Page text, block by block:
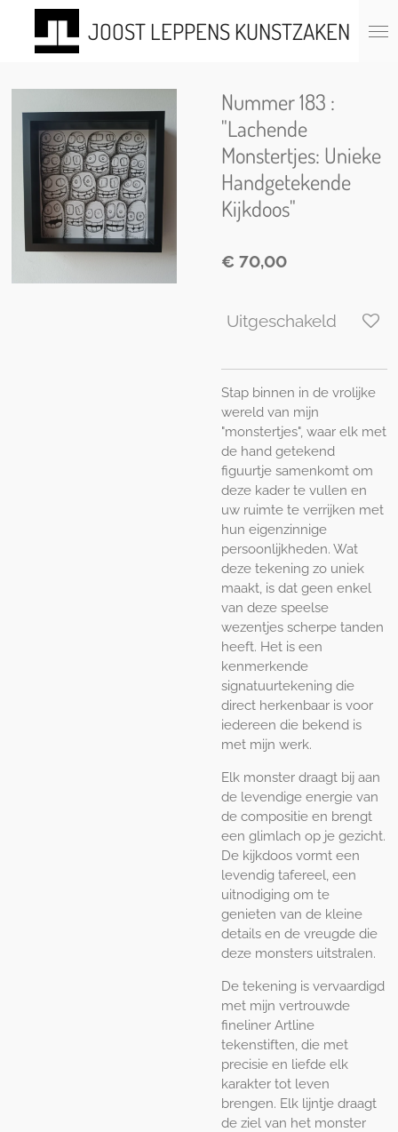
direct
naar
JOOST LEPPENS KUNSTZAKEN
Nummer 183 :
"Lachende
Monstertjes: Unieke
Handgetekende
Kijkdoos"
€ 70,00
Uitgeschakeld
Stap binnen in de vrolijke
wereld van mijn
"monstertjes", waar elk met
de hand getekend
figuurtje samenkomt om
deze kader te vullen en
uw ruimte te verrijken met
hun eigenzinnige
persoonlijkheden. Wat
deze tekening zo uniek
maakt, is dat geen enkel
van deze speelse
wezentjes scherpe tanden
heeft. Het is een
kenmerkende
signatuurtekening die
direct herkenbaar is voor
iedereen die bekend is
met mijn werk.
Elk monster draagt bij aan
de levendige energie van
de compositie en brengt
een glimlach op je gezicht.
De kijkdoos vormt een
levendig tafereel, een
uitnodiging om te
genieten van de kleine
details en de vreugde die
deze monsters uitstralen.
De tekening is vervaardigd
met mijn vertrouwde
fineliner Artline
tekenstiften, die met
precisie en liefde elk
karakter tot leven
brengen. Elk lijntje draagt
de ziel van het monster